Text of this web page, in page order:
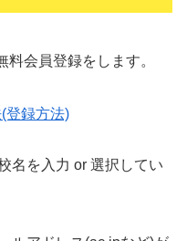
料会員登録をします。
名を入力 or 選択してい